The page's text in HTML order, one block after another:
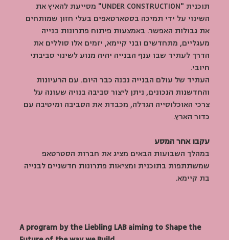
תוכנית "UNDER CONSTRUCTION" מסייעת להאיץ את
השינוי על ידי תמיכה בסטארטאפים בעלי חזון שמותחים
את גבולות האפשר. באמצעות פיתוח פתרונות בנייה
מעגליים, מתחדשים ובני קיימא, יזמים אלו סוללים את
הדרך לעתיד שבו ענף הבנייה יהיה מנוע לשינוי סביבתי
חיובי.
העתיד של עולם הבנייה נבנה כבר היום. עם הרעיונות
והחדשנות הנכונים, ניתן ליצור סביבה בנויה שעונה על
צרכי האוכלוסייה הגדלה, מכבדת את הסביבה ומיטיבה עם
כדור הארץ.
עקבו אחר המסע
במהלך השבועות הבאים מציג את חברות הסטרטאפ
שמשתתפות בתוכנית ומציאות פתרונות חדשניים לבנייה
בת קיימא.
A program by the Liebling LAB aiming to Shape the